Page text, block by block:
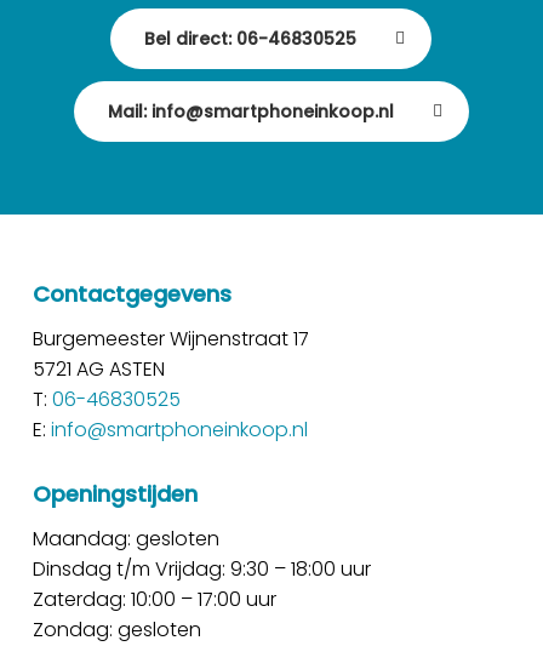
Bel direct: 06-46830525
Mail: info@smartphoneinkoop.nl
Contactgegevens
Burgemeester Wijnenstraat 17
5721 AG ASTEN
T: 06-46830525
E: info@smartphoneinkoop.nl
Openingstijden
Maandag: gesloten
Dinsdag t/m Vrijdag: 9:30 – 18:00 uur
Zaterdag: 10:00 – 17:00 uur
Zondag: gesloten